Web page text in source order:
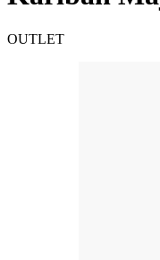
OUTLET